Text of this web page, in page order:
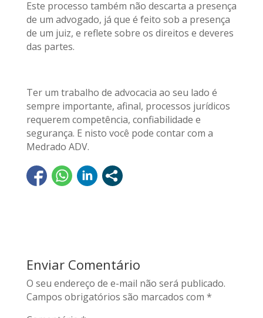
Este processo também não descarta a presença
de um advogado, já que é feito sob a presença
de um juiz, e reflete sobre os direitos e deveres
das partes.
Ter um trabalho de advocacia ao seu lado é
sempre importante, afinal, processos jurídicos
requerem competência, confiabilidade e
segurança. E nisto você pode contar com a
Medrado ADV.
Enviar Comentário
O seu endereço de e-mail não será publicado.
Campos obrigatórios são marcados com *